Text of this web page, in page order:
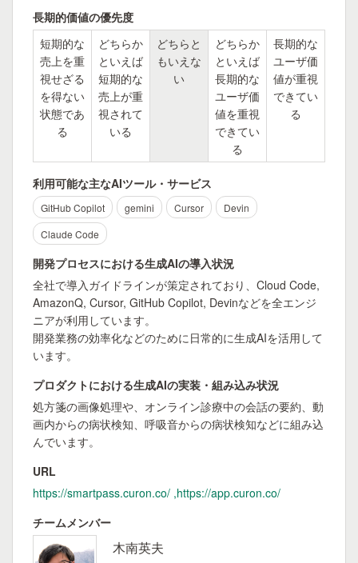
長期的価値の優先度
短期的な
売上を重
視せざる
を得ない
状態であ
る
どちらか
といえば
短期的な
売上が重
視されて
いる
どちらと
もいえな
い
どちらか
といえば
長期的な
ユーザ価
値を重視
できてい
る
長期的な
ユーザ価
値が重視
できてい
る
利用可能な主なAIツール・サービス
GitHub Copilot gemini Cursor
Devin
Claude Code
開発プロセスにおける生成AIの導入状況
全社で導入ガイドラインが策定されており、Cloud Code,
AmazonQ, Cursor, GitHub Copilot, Devinなどを全エンジ
ニアが利用しています。
開発業務の効率化などのために日常的に生成AIを活用して
います。
プロダクトにおける生成AIの実装・組み込み状況
処方箋の画像処理や、オンライン診療中の会話の要約、動
画内からの病状検知、呼吸音からの病状検知などに組み込
んでいます。
URL
https://smartpass.curon.co/ ,https://app.curon.co/
チームメンバー
木南英夫